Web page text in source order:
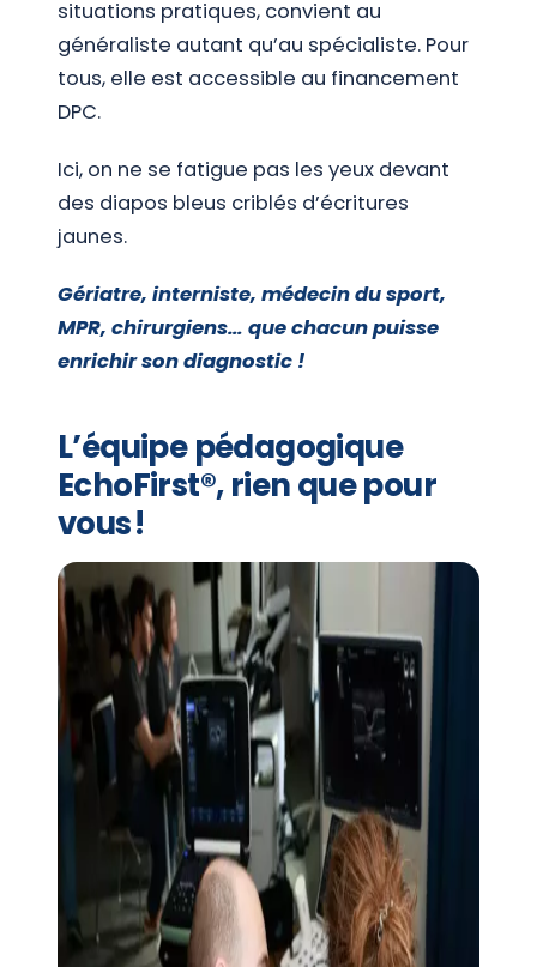
situations pratiques, convient au
généraliste autant qu’au spécialiste. Pour
tous, elle est accessible au financement
DPC.
Ici, on ne se fatigue pas les yeux devant
des diapos bleus criblés d’écritures
jaunes.
Gériatre, interniste, médecin du sport,
MPR, chirurgiens… que chacun puisse
enrichir son diagnostic !
L’équipe pédagogique
EchoFirst®, rien que pour
vous !